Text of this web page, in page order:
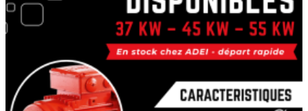
Moteurs SEW Eurodrive IE4 disponibles en stock chez ADEI-